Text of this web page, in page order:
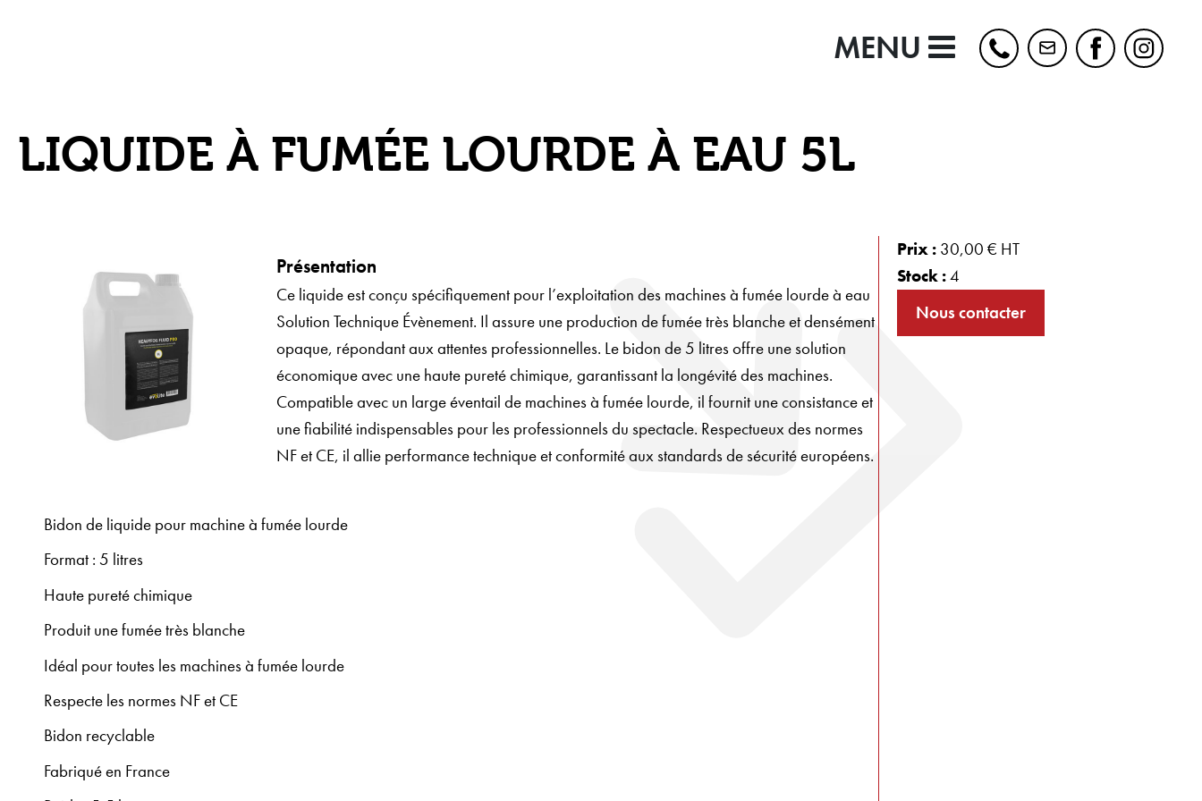
MENU
LIQUIDE À FUMÉE LOURDE À EAU 5L
Présentation
Ce liquide est conçu spécifiquement pour l’exploitation des machines à fumée lourde à eau
Solution Technique Évènement. Il assure une production de fumée très blanche et densément
opaque, répondant aux attentes professionnelles. Le bidon de 5 litres offre une solution
économique avec une haute pureté chimique, garantissant la longévité des machines.
Compatible avec un large éventail de machines à fumée lourde, il fournit une consistance et
une fiabilité indispensables pour les professionnels du spectacle. Respectueux des normes
NF et CE, il allie performance technique et conformité aux standards de sécurité européens.
Bidon de liquide pour machine à fumée lourde
Format : 5 litres
Haute pureté chimique
Produit une fumée très blanche
Idéal pour toutes les machines à fumée lourde
Respecte les normes NF et CE
Bidon recyclable
Fabriqué en France
Prix : 30,00 € HT
Stock :4
Nous contacter